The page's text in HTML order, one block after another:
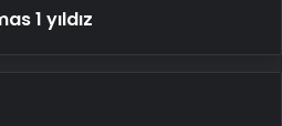
1 yıldız